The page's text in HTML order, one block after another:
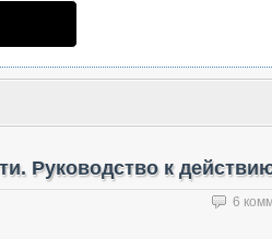
Руководство к
6